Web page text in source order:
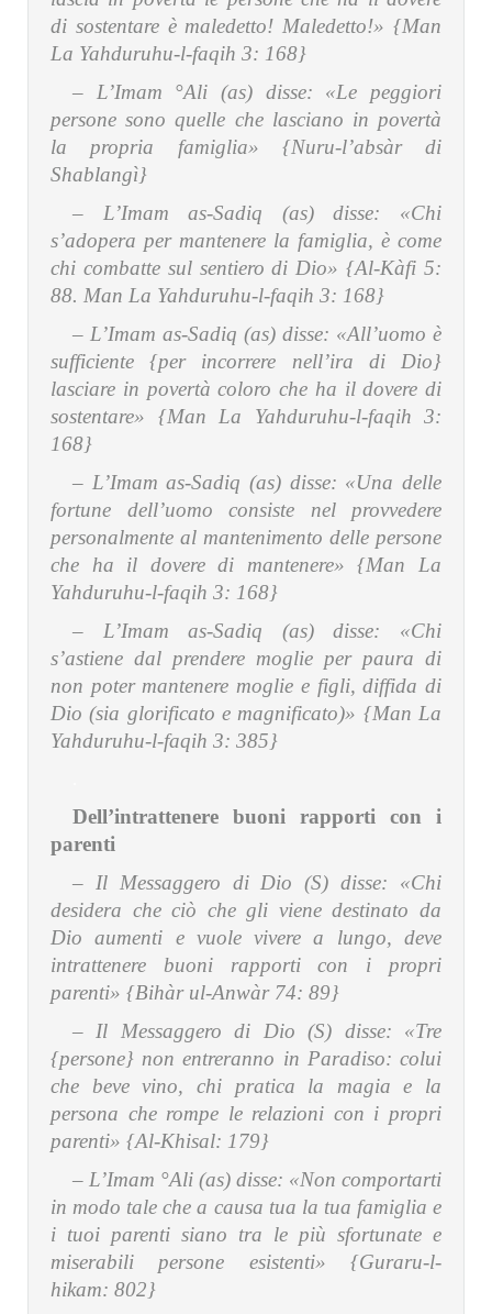
di sostentare è maledetto! Maledetto!» {Man
La Yahduruhu-l-faqih 3: 168}
– L’Imam °Ali (as) disse: «Le peggiori
persone sono quelle che lasciano in povertà
la propria famiglia» {Nuru-l’absàr di
Shablangì}
– L’Imam as-Sadiq (as) disse: «Chi
s’adopera per mantenere la famiglia, è come
chi combatte sul sentiero di Dio» {Al-Kàfi 5:
88. Man La Yahduruhu-l-faqih 3: 168}
– L’Imam as-Sadiq (as) disse: «All’uomo è
sufficiente {per incorrere nell’ira di Dio}
lasciare in povertà coloro che ha il dovere di
sostentare» {Man La Yahduruhu-l-faqih 3:
168}
– L’Imam as-Sadiq (as) disse: «Una delle
fortune dell’uomo consiste nel provvedere
personalmente al mantenimento delle persone
che ha il dovere di mantenere» {Man La
Yahduruhu-l-faqih 3: 168}
– L’Imam as-Sadiq (as) disse: «Chi
s’astiene dal prendere moglie per paura di
non poter mantenere moglie e figli, diffida di
Dio (sia glorificato e magnificato)» {Man La
Yahduruhu-l-faqih 3: 385}
Dell’intrattenere buoni rapporti con i
parenti
– Il Messaggero di Dio (S) disse: «Chi
desidera che ciò che gli viene destinato da
Dio aumenti e vuole vivere a lungo, deve
intrattenere buoni rapporti con i propri
parenti» {Bihàr ul-Anwàr 74: 89}
– Il Messaggero di Dio (S) disse: «Tre
{persone} non entreranno in Paradiso: colui
che beve vino, chi pratica la magia e la
persona che rompe le relazioni con i propri
parenti» {Al-Khisal: 179}
– L’Imam °Ali (as) disse: «Non comportarti
in modo tale che a causa tua la tua famiglia e
i tuoi parenti siano tra le più sfortunate e
miserabili persone esistenti» {Guraru-l-
hikam: 802}